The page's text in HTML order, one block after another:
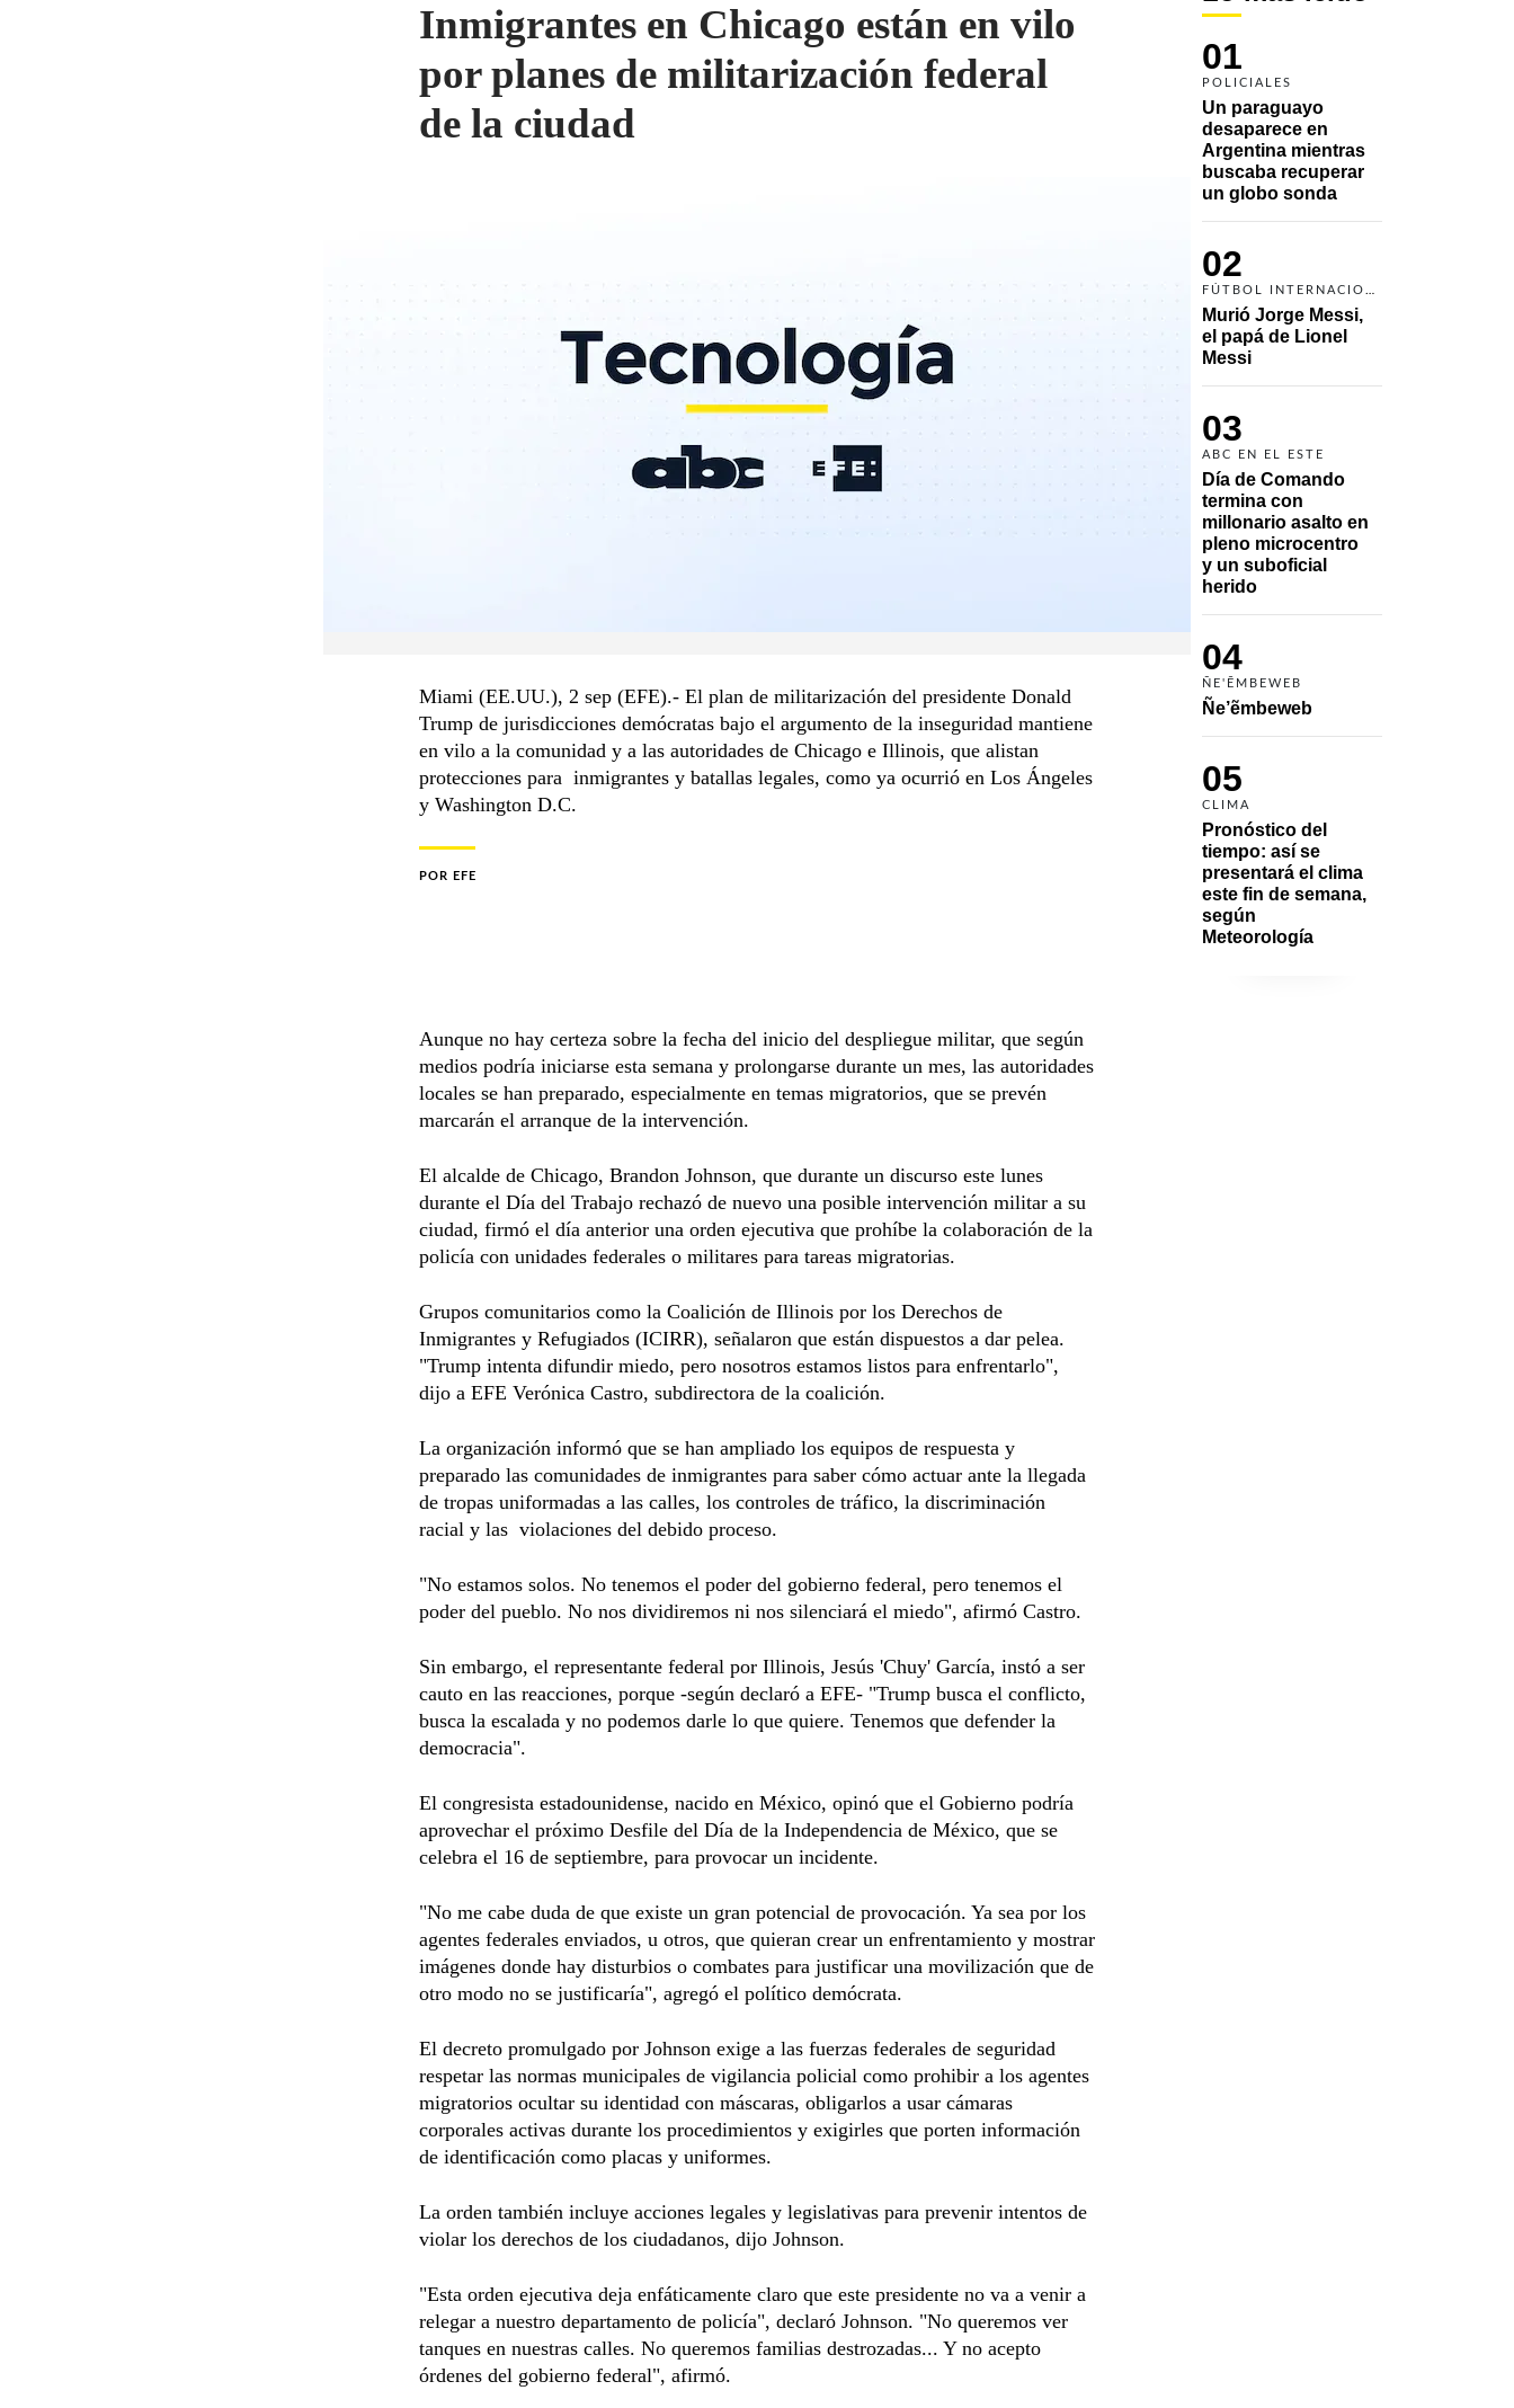
01
POLICIALES
Un paraguayo
desaparece en
Argentina mientras
buscaba recuperar
un globo sonda
02
Murió Jorge Messi,
el papá de Lionel
Messi
03
ABC EN EL ESTE
Día de Comando
termina con
millonario asalto en
pleno microcentro
y un suboficial
herido
04
ÑE'ẼMBEWEB
Ñe’ẽmbeweb
05
CLIMA
Pronóstico del
tiempo: así se
presentará el clima
este fin de semana,
según
Meteorología
Inmigrantes en Chicago están en vilo
por planes de militarización federal
de la ciudad
Miami (EE.UU.), 2 sep (EFE).- El plan de militarización del presidente Donald
Trump de jurisdicciones demócratas bajo el argumento de la inseguridad mantiene
en vilo a la comunidad y a las autoridades de Chicago e Illinois, que alistan
protecciones para inmigrantes y batallas legales, como ya ocurrió en Los Ángeles
y Washington D.C.
POR EFE
Aunque no hay certeza sobre la fecha del inicio del despliegue militar, que según
medios podría iniciarse esta semana y prolongarse durante un mes, las autoridades
locales se han preparado, especialmente en temas migratorios, que se prevén
marcarán el arranque de la intervención.
El alcalde de Chicago, Brandon Johnson, que durante un discurso este lunes
durante el Día del Trabajo rechazó de nuevo una posible intervención militar a su
ciudad, firmó el día anterior una orden ejecutiva que prohíbe la colaboración de la
policía con unidades federales o militares para tareas migratorias.
Grupos comunitarios como la Coalición de Illinois por los Derechos de
Inmigrantes y Refugiados (ICIRR), señalaron que están dispuestos a dar pelea.
"Trump intenta difundir miedo, pero nosotros estamos listos para enfrentarlo",
dijo a EFE Verónica Castro, subdirectora de la coalición.
La organización informó que se han ampliado los equipos de respuesta y
preparado las comunidades de inmigrantes para saber cómo actuar ante la llegada
de tropas uniformadas a las calles, los controles de tráfico, la discriminación
racial y las violaciones del debido proceso.
"No estamos solos. No tenemos el poder del gobierno federal, pero tenemos el
poder del pueblo. No nos dividiremos ni nos silenciará el miedo", afirmó Castro.
Sin embargo, el representante federal por Illinois, Jesús 'Chuy' García, instó a ser
cauto en las reacciones, porque -según declaró a EFE- "Trump busca el conflicto,
busca la escalada y no podemos darle lo que quiere. Tenemos que defender la
democracia".
El congresista estadounidense, nacido en México, opinó que el Gobierno podría
aprovechar el próximo Desfile del Día de la Independencia de México, que se
celebra el 16 de septiembre, para provocar un incidente.
"No me cabe duda de que existe un gran potencial de provocación. Ya sea por los
agentes federales enviados, u otros, que quieran crear un enfrentamiento y mostrar
imágenes donde hay disturbios o combates para justificar una movilización que de
otro modo no se justificaría", agregó el político demócrata.
El decreto promulgado por Johnson exige a las fuerzas federales de seguridad
respetar las normas municipales de vigilancia policial como prohibir a los agentes
migratorios ocultar su identidad con máscaras, obligarlos a usar cámaras
corporales activas durante los procedimientos y exigirles que porten información
de identificación como placas y uniformes.
La orden también incluye acciones legales y legislativas para prevenir intentos de
violar los derechos de los ciudadanos, dijo Johnson.
"Esta orden ejecutiva deja enfáticamente claro que este presidente no va a venir a
relegar a nuestro departamento de policía", declaró Johnson. "No queremos ver
tanques en nuestras calles. No queremos familias destrozadas... Y no acepto
órdenes del gobierno federal", afirmó.